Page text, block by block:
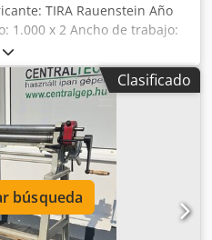
TIRA Rauenstein Año
1.000 x 2 Ancho de trabajo:
2 mm Espesor de material
Diámetro del rodillo: 63
inferior: 30 mm
mm Cjdpfoyl Ih Ssx Ab
Estado: bueno Peso: 290
1.100 mm ATENCIÓN: La
Nottuln
Clasificado
búsqueda